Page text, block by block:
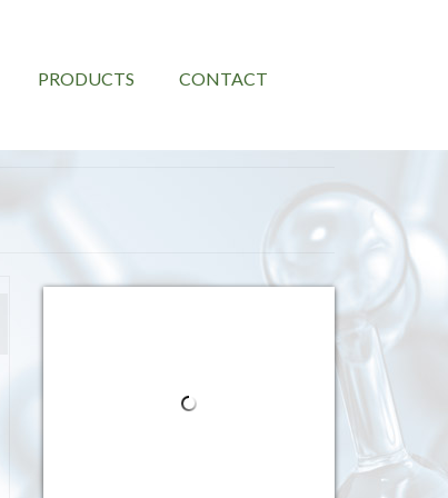
PRODUCTS CONTACT